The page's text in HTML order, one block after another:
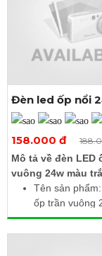
3500K
Kích thước (Ø
x 10mm
Khoét lỗ:
Xem thêm
Đèn led ốp nổi
vuông màu trắng
158.000 đ
Mô tả về đèn LED
vuông 24w màu
Tên sản
ốp trần vuông
trắng
Công suất: